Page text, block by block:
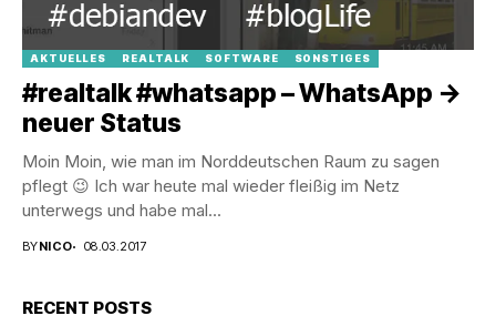
AKTUELLES REALTALK SOFTWARE SONSTIGES
#realtalk #whatsapp – WhatsApp ->
neuer Status
Moin Moin, wie man im Norddeutschen Raum zu sagen
pflegt 😉 Ich war heute mal wieder fleißig im Netz
unterwegs und habe mal...
BYNICO 08.03.2017
RECENT POSTS